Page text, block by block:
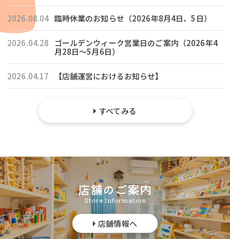
2026.08.04 臨時休業のお知らせ（2026年8月4日、5日）
2026.04.28
ゴールデンウィーク営業日のご案内（2026年4
月28日〜5月6日）
2026.04.17 【店舗運営におけるお知らせ】
すべてみる
店舗のご案内
Store Information
店舗情報へ